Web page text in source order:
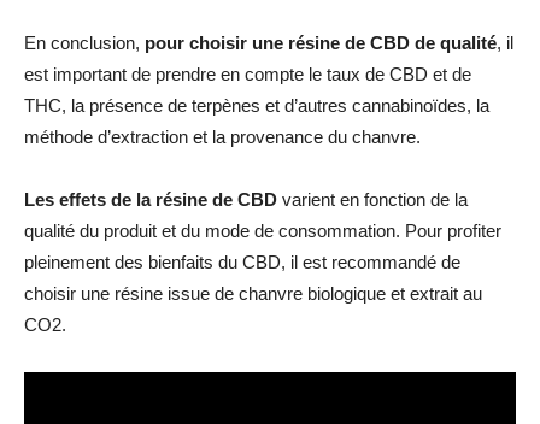
En conclusion, pour choisir une résine de CBD de qualité, il
est important de prendre en compte le taux de CBD et de
THC, la présence de terpènes et d’autres cannabinoïdes, la
méthode d’extraction et la provenance du chanvre.
Les effets de la résine de CBD varient en fonction de la
qualité du produit et du mode de consommation. Pour profiter
pleinement des bienfaits du CBD, il est recommandé de
choisir une résine issue de chanvre biologique et extrait au
CO2.